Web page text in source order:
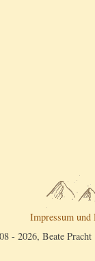
Impressum und
- 2026, Beate Pracht